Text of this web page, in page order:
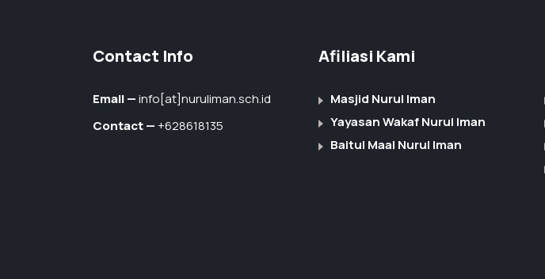
Contact Info
Email —info[at]nuruliman.sch.id
Contact —+628618135
Afiliasi Kami
Masjid Nurul Iman
Yayasan Wakaf Nurul Iman
Baitul Maal Nurul Iman